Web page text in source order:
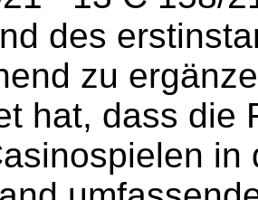
des
zu
hat, dass die